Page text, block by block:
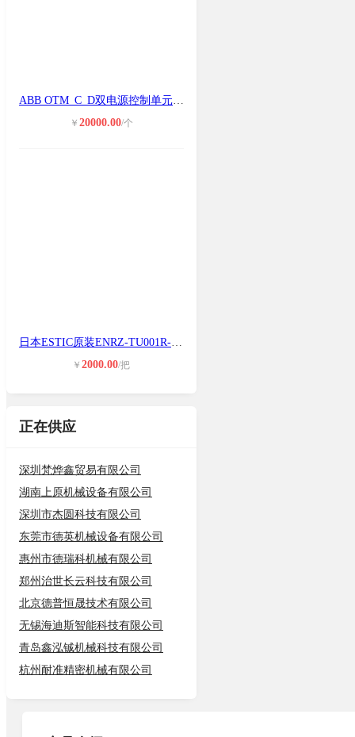
ABB OTM_C_D双电源控制单元全新原装
￥ 20000.00/个
日本ESTIC原装ENRZ-TU001R-S电动螺丝
￥2000.00/把
正在供应
深圳梵烨鑫贸易有限公司
湖南上原机械设备有限公司
深圳市杰圆科技有限公司
东莞市德英机械设备有限公司
惠州市德瑞科机械有限公司
郑州治世长云科技有限公司
北京德普恒晟技术有限公司
无锡海迪斯智能科技有限公司
青岛鑫泓铖机械科技有限公司
杭州耐准精密机械有限公司